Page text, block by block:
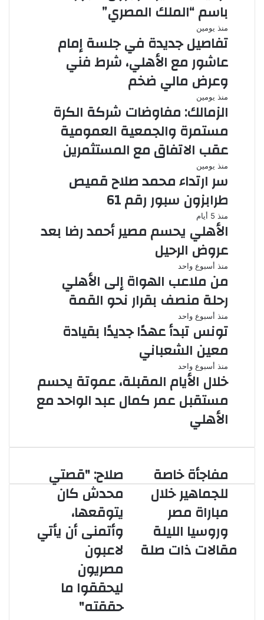
باسم “الملك المصري”
منذ يومين
تفاصيل جديدة في جلسة إمام
عاشور مع الأهلي، شرط فني
وعرض مالي ضخم
منذ يومين
الزمالك: مفاوضات شركة الكرة
مستمرة والجمعية العمومية
عقب الاتفاق مع المستثمرين
منذ يومين
سر ارتداء محمد صلاح قميص
طرابزون سبور رقم 61
منذ 5 أيام
الأهلي يحسم مصير أحمد رضا بعد
عروض الرحيل
منذ أسبوع واحد
من ملاعب الهواة إلى الأهلي
رحلة منصف بقرار نحو القمة
منذ أسبوع واحد
تونس تبدأ عهدًا جديدًا بقيادة
معين الشعباني
منذ أسبوع واحد
خلال الأيام المقبلة، عموتة يحسم
مستقبل عمر كمال عبد الواحد مع
الأهلي
صلاح:
"قصتي
محدش
كان
يتوقعها،
وأتمنى
أن
يأتي
لاعبون
مصريون
ليحققوا
ما
صلاح: "قصتي
محدش كان
يتوقعها،
وأتمنى أن يأتي
لاعبون
مصريون
ليحققوا ما
حققته"
مفاجأة
خاصة
للجماهير
خلال
مباراة
مصر
وروسيا
الليلة
مفاجأة خاصة
للجماهير خلال
مباراة مصر
وروسيا الليلة
مقالات ذات صلة